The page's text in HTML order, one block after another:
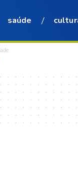
saúde